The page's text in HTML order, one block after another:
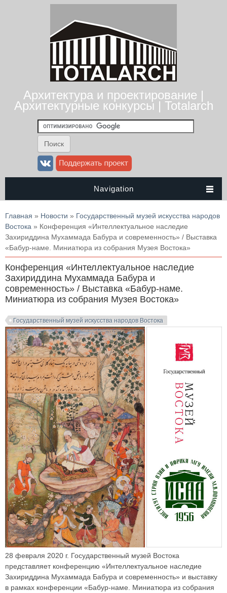
Архитектура и проектирование |
Архитектурные конкурсы | Totalarch
Navigation
Вы здесь
Главная » Новости » Государственный музей искусства народов
Востока » Конференция «Интеллектуальное наследие
Захириддина Мухаммада Бабура и современность» / Выставка
«Бабур-наме. Миниатюра из собрания Музея Востока»
Конференция «Интеллектуальное наследие
Захириддина Мухаммада Бабура и
современность» / Выставка «Бабур-наме.
Миниатюра из собрания Музея Востока»
Государственный музей искусства народов Востока
28 февраля 2020 г. Государственный музей Востока
представляет конференцию «Интеллектуальное наследие
Захириддина Мухаммада Бабура и современность» и выставку
в рамках конференции «Бабур-наме. Миниатюра из собрания